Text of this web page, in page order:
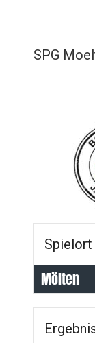
SPG
Spielort
Mölten